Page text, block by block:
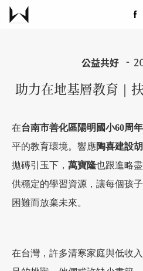
公益共好
助力在地基層教育｜
在台南市善化區陽明國小60周年
平的教育環境。響應陶喜建設
拋磚引玉下， 萬寶隆也跟進略
供穩定的學習資源，讓每個孩
困難而放棄未來。
在台灣，許多清寒家庭與低收